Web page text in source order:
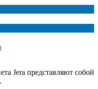
Jera представляют собой